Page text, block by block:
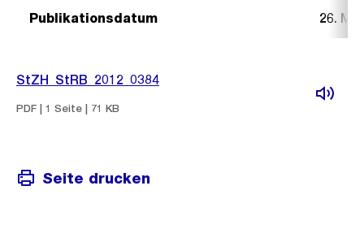
Publikationsdatum 26.
StZH_StRB_2012_0384
PDF | 1 Seite | 71 KB
Seite drucken